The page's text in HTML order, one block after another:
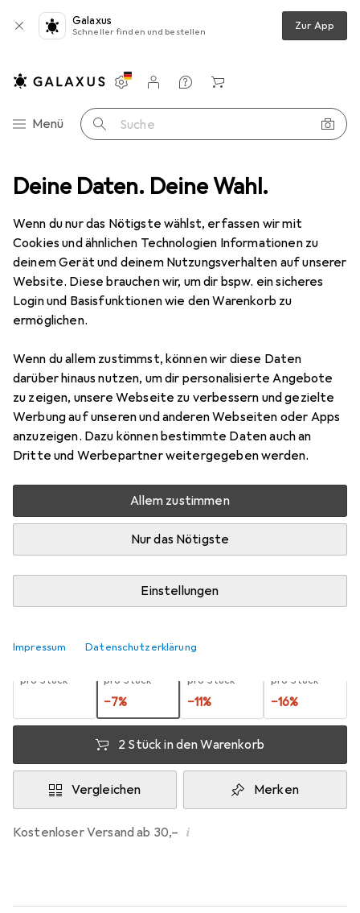
Deine Daten. Deine Wahl.
Wenn du nur das Nötigste wählst, erfassen wir mit
Cookies und ähnlichen Technologien Informationen zu
deinem Gerät und deinem Nutzungsverhalten auf unserer
Website. Diese brauchen wir, um dir bspw. ein sicheres
Login und Basisfunktionen wie den Warenkorb zu
ermöglichen.
Wenn du allem zustimmst, können wir diese Daten
darüber hinaus nutzen, um dir personalisierte Angebote
zu zeigen, unsere Webseite zu verbessern und gezielte
Werbung auf unseren und anderen Webseiten oder Apps
anzuzeigen. Dazu können bestimmte Daten auch an
Dritte und Werbepartner weitergegeben werden.
Allem zustimmen
Nur das Nötigste
Einstellungen
Impressum Datenschutzerklärung
Galaxus
Schneller finden und bestellen Zur App
Navigation nach Kategorien
Menü Suche
Einstellungen
Kundenkonto
Vergleichslisten
Merklisten
Warenkorb
Stromversorgung Ladegeräte USB Kabel
3 Bilder
MENGENRABATT
LogiLinkCU0012
5 m, USB 2.0
Preis in EUR inkl. MwSt.
EUR
7,01
Bewertungen
Zwischen Sa, 22.8. und Mi, 26.8. geliefert
Benachrichtigen, wenn schneller verfügbar
1 Stück
pro Stück
pro Stück
−7%
3 Stück
pro Stück
−11%
pro Stück
−16%
2 Stück in den Warenkorb
Vergleichen Merken
Kostenloser Versand ab 30,– i